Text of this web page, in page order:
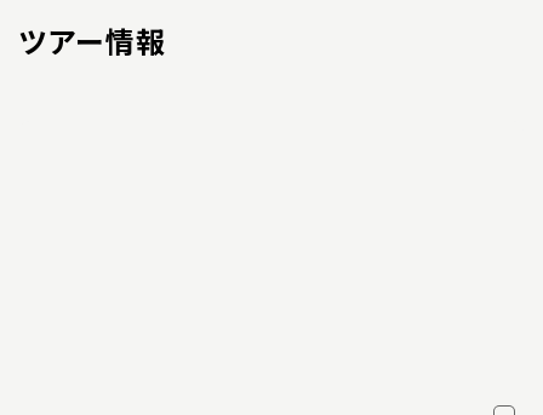
ツアー情報